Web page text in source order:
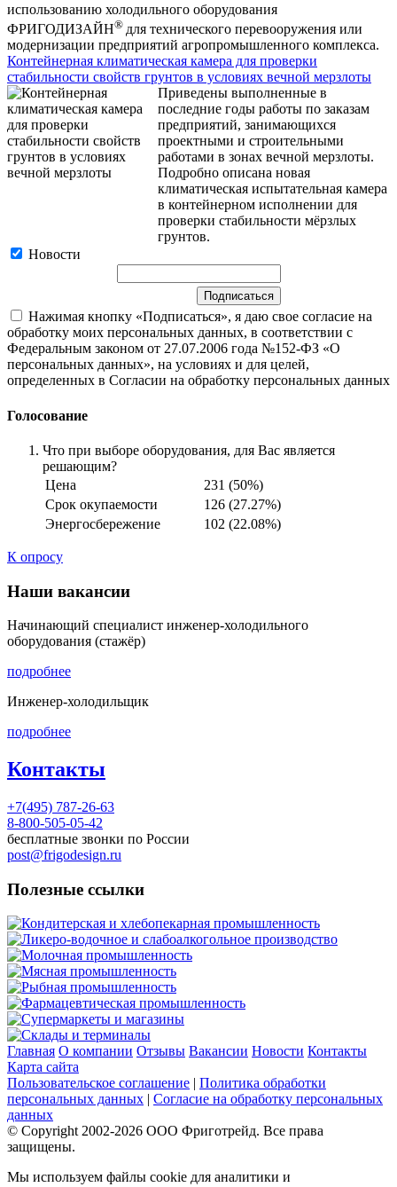
использованию холодильного оборудования
ФРИГОДИЗАЙН® для технического перевооружения или
модернизации предприятий агропромышленного комплекса.
Контейнерная климатическая камера для проверки
стабильности свойств грунтов в условиях вечной мерзлоты
Приведены выполненные в
последние годы работы по заказам
предприятий, занимающихся
проектными и строительными
работами в зонах вечной мерзлоты.
Подробно описана новая
климатическая испытательная камера
в контейнерном исполнении для
проверки стабильности мёрзлых
грунтов.
Новости
Нажимая кнопку «Подписаться», я даю свое согласие на
обработку моих персональных данных, в соответствии с
Федеральным законом от 27.07.2006 года №152-ФЗ «О
персональных данных», на условиях и для целей,
определенных в Согласии на обработку персональных данных
Голосование
Что при выборе оборудования, для Вас является
решающим?
Цена
231 (50%)
Срок окупаемости
126 (27.27%)
Энергосбережение
102 (22.08%)
К опросу
Наши вакансии
Начинающий специалист инженер-холодильного
оборудования (стажёр)
подробнее
Инженер-холодильщик
подробнее
Контакты
+7(495) 787-26-63
8-800-505-05-42
бесплатные звонки по России
post@frigodesign.ru
Полезные ссылки
Кондитерская и хлебопекарная промышленность
Ликеро-водочное и слабоалкогольное производство
Молочная промышленность
Мясная промышленность
Рыбная промышленность
Фармацевтическая промышленность
Супермаркеты и магазины
Склады и терминалы
Главная О компании Отзывы Вакансии Новости Контакты
Карта сайта
Пользовательское соглашение
Политика обработки
персональных данных
Согласие на обработку персональных
данных
© Copyright 2002-2026 ООО Фриготрейд. Все права
защищены.
Мы используем файлы cookie для аналитики и